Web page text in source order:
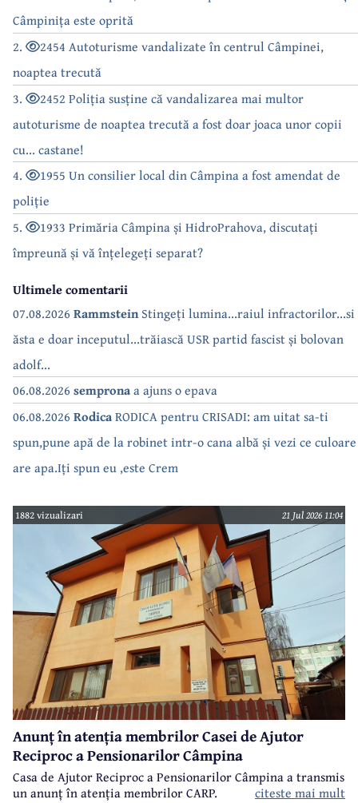
Câmpinița este oprită
2.
2454 Autoturisme vandalizate în centrul Câmpinei,
noaptea trecută
3.
2452 Poliția susține că vandalizarea mai multor
autoturisme de noaptea trecută a fost doar joaca unor copii
cu... castane!
4.
1955 Un consilier local din Câmpina a fost amendat de
poliție
5.
1933 Primăria Câmpina și HidroPrahova, discutați
împreună și vă înțelegeți separat?
Ultimele comentarii
07.08.2026 RammsteinStingeți lumina...raiul infractorilor...si
ăsta e doar inceputul...trăiască USR partid fascist și bolovan
adolf...
06.08.2026 sempronaa ajuns o epava
06.08.2026 RodicaRODICA pentru CRISADI: am uitat sa-ti
spun,pune apă de la robinet intr-o cana albă și vezi ce culoare
are apa.Iți spun eu ,este Crem
1882 vizualizari 21 Jul 2026 11:04
Anunț în atenția membrilor Casei de Ajutor
Reciproc a Pensionarilor Câmpina
Casa de Ajutor Reciproc a Pensionarilor Câmpina a transmis
un anunț în atenția membrilor CARP.
citeste mai mult